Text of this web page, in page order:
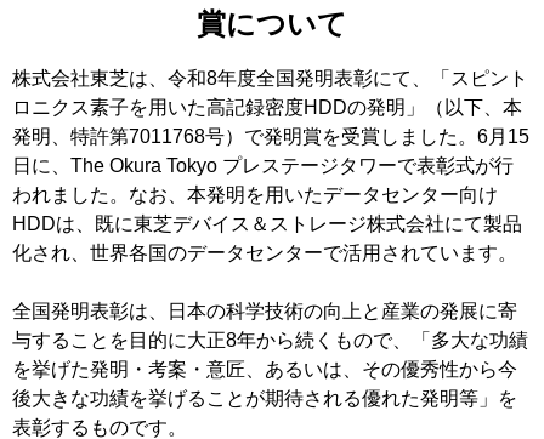
賞について
株式会社東芝は、令和8年度全国発明表彰にて、「スピント
ロニクス素子を用いた高記録密度HDDの発明」（以下、本
発明、特許第7011768号）で発明賞を受賞しました。6月15
日に、The Okura Tokyo プレステージタワーで表彰式が行
われました。なお、本発明を用いたデータセンター向け
HDDは、既に東芝デバイス＆ストレージ株式会社にて製品
化され、世界各国のデータセンターで活用されています。
全国発明表彰は、日本の科学技術の向上と産業の発展に寄
与することを目的に大正8年から続くもので、「多大な功績
を挙げた発明・考案・意匠、あるいは、その優秀性から今
後大きな功績を挙げることが期待される優れた発明等」を
表彰するものです。